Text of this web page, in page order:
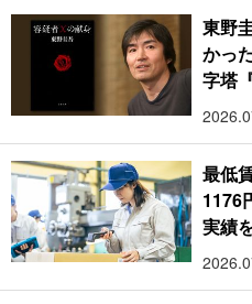
東野
かっ
字塔
最低
1176
実績